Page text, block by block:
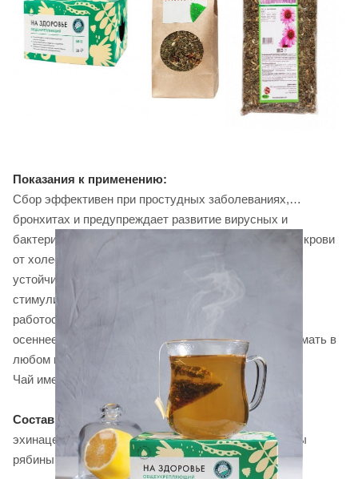
дыхательной и нервной системы. Оказывает
иммуномодулирующее, противовоспалительное,
восстанавливающее, тонизирующее и общеукрепляющее
Показания к применению:
Сбор эффективен при простудных заболеваниях,
бронхитах и предупреждает развитие вирусных и
бактериальных инфекций. Способствует очищению крови
от холестерина и вредных веществ. Повышает
устойчивость к физической и умственной нагрузке,
стимулирует умственную деятельность и улучшает
работоспособность. Фитосбор особенно полезен в
осеннее-зимний период. Сбор рекомендуется принимать в
любом возрасте.
Чай имеет приятный освежающий вкус.
Состав: лист ежевики, лист кизила, листья малины,
эхинацея, цветки ноготков, плоды шиповника, плоды
рябины, корень солодки.